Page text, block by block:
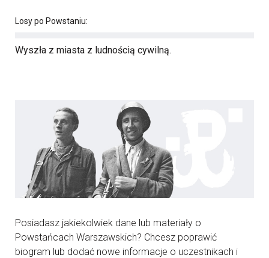
Losy po Powstaniu:
Wyszła z miasta z ludnością cywilną.
Posiadasz jakiekolwiek dane lub materiały o
Powstańcach Warszawskich? Chcesz poprawić
biogram lub dodać nowe informacje o uczestnikach i